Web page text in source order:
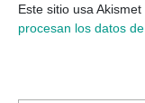
Este sitio usa
procesan los datos